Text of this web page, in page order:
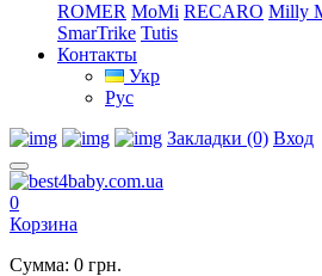
ROMER MoMi RECARO Milly
SmarTrike Tutis
Контакты
Укр
Рус
Закладки (0) Вход
0
Корзина
Сумма: 0 грн.